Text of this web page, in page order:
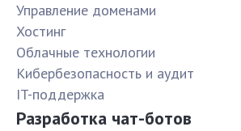
Управление доменами
Хостинг
Облачные технологии
Кибербезопасность и аудит
IT-поддержка
Разработка чат-ботов